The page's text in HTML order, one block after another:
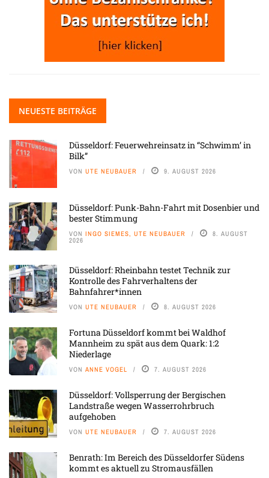
NEUESTE BEITRÄGE
Düsseldorf: Feuerwehreinsatz in “Schwimm’ in
Bilk”
VON UTE NEUBAUER 9. AUGUST 2026
Düsseldorf: Punk-Bahn-Fahrt mit Dosenbier und
bester Stimmung
VON INGO SIEMES, UTE NEUBAUER 8. AUGUST
2026
Düsseldorf: Rheinbahn testet Technik zur
Kontrolle des Fahrverhaltens der
Bahnfahrer*innen
VON UTE NEUBAUER 8. AUGUST 2026
Fortuna Düsseldorf kommt bei Waldhof
Mannheim zu spät aus dem Quark: 1:2
Niederlage
VON ANNE VOGEL 7. AUGUST 2026
Düsseldorf: Vollsperrung der Bergischen
Landstraße wegen Wasserrohrbruch
aufgehoben
VON UTE NEUBAUER 7. AUGUST 2026
Benrath: Im Bereich des Düsseldorfer Südens
kommt es aktuell zu Stromausfällen